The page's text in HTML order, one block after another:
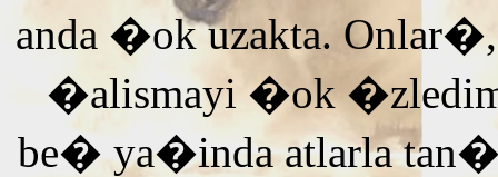
anda �ok uzakta.
�alismayi �ok
be� ya�inda atlarla